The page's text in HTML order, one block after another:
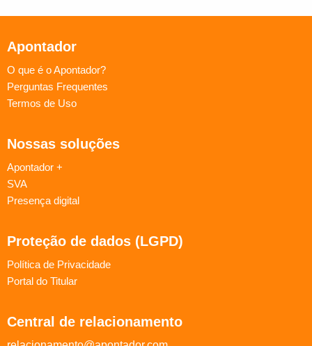
Apontador
O que é o Apontador?
Perguntas Frequentes
Termos de Uso
Nossas soluções
Apontador +
SVA
Presença digital
Proteção de dados (LGPD)
Política de Privacidade
Portal do Titular
Central de relacionamento